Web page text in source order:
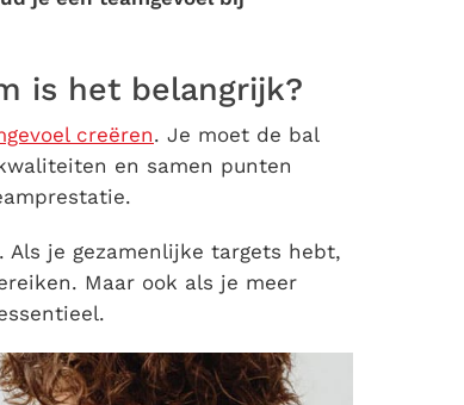
is het belangrijk?
creëren. Je moet de bal
en samen punten
je gezamenlijke targets hebt,
Maar ook als je meer